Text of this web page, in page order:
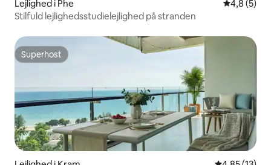
Lejlighed i Phe 4,8 ud af 5
4,8 (5)
Stilfuld lejlighedsstudielejlighed på stranden
Superhost
Superhost